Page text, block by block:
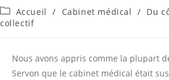
Post
category:
Accueil / Cabinet médical / Du
collectif
Nous avons appris comme la plupart
Servon que le cabinet médical était